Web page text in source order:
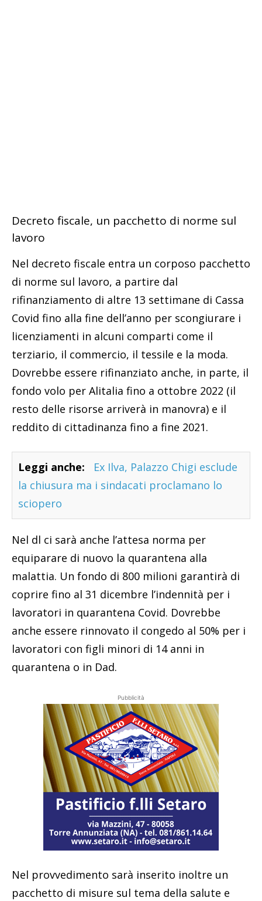
Decreto fiscale, un pacchetto di norme sul
lavoro
Nel decreto fiscale entra un corposo pacchetto
di norme sul lavoro, a partire dal
rifinanziamento di altre 13 settimane di Cassa
Covid fino alla fine dell’anno per scongiurare i
licenziamenti in alcuni comparti come il
terziario, il commercio, il tessile e la moda.
Dovrebbe essere rifinanziato anche, in parte, il
fondo volo per Alitalia fino a ottobre 2022 (il
resto delle risorse arriverà in manovra) e il
reddito di cittadinanza fino a fine 2021.
Leggi anche:
Ex Ilva, Palazzo Chigi esclude
la chiusura ma i sindacati proclamano lo
sciopero
Nel dl ci sarà anche l’attesa norma per
equiparare di nuovo la quarantena alla
malattia. Un fondo di 800 milioni garantirà di
coprire fino al 31 dicembre l’indennità per i
lavoratori in quarantena Covid. Dovrebbe
anche essere rinnovato il congedo al 50% per i
lavoratori con figli minori di 14 anni in
quarantena o in Dad.
Pubblicità
Nel provvedimento sarà inserito inoltre un
pacchetto di misure sul tema della salute e